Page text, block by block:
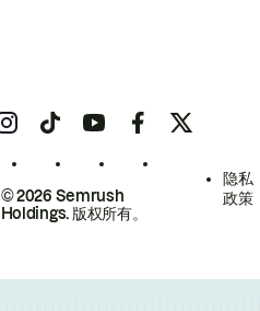
© 2026 Semrush
Holdings. 版权所有。
隐私
政策